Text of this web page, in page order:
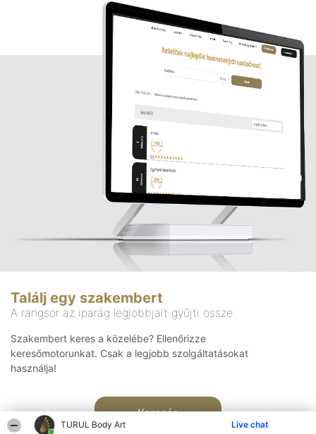
TURUL Body Art Live chat
Találj egy szakembert
A rangsor az iparág legjobbjait gyűjti össze
Szakembert keres a közelébe? Ellenőrizze
keresőmotorunkat. Csak a legjobb szolgáltatásokat
használja!
Keresés